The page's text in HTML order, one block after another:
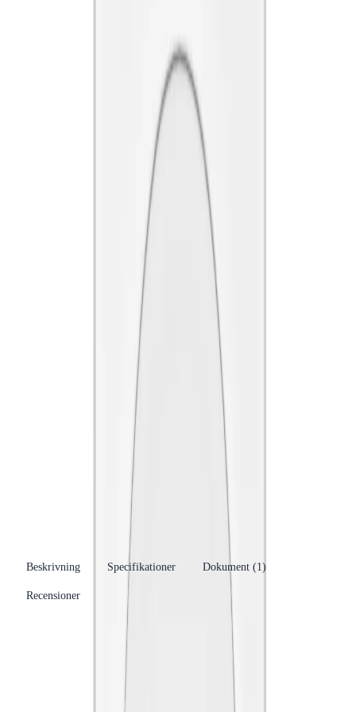
Faluplast FP 51440 VULKBRICKA är en kvadratisk och delbar
lösning för tätning av rörgenomföringar. Den är godkänd som
VVS-tillbehör och passar rör med diameter 12-16 mm.
Produktinformation
Faluplast AB
Montage &amp; Material
3840384
7392791514402
Beskrivning Specifikationer Dokument (1 )
Recensioner